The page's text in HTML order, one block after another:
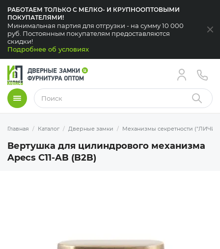
РАБОТАЕМ ТОЛЬКО С МЕЛКО- И КРУПНООПТОВЫМИ
ПОКУПАТЕЛЯМИ!
Минимальная партия для отгрузки - на сумму 10 000
руб. Постоянным покупателям предоставляются
скидки!
Подробнее об условиях
Меню Найти
Главная Каталог Дверные замки Механизмы секретности
Вертушка для цилиндрового механизма
Apecs C11-AB (B2B)